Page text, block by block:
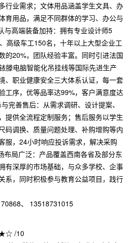
行业需求；文体用品涵盖学生文具、办
育用品，满足不同群体的学习、办公与
与高端装备加持：拥有专业设计师5
高级车工150名，十年以上大型企业工
的20%，团队经验丰富。同时引进法国
滕电脑智能化吊挂线等国际先进生产
、职业健康安全三大体系认证，每一套
工序，优等品率达99%，客户满意度达
完善售后：从需求调研、设计提案、
提供全流程定制服务；售后服务以学生
码调换、质量问题处理、补购增购等内
服，24小时响应投诉需求，解决采购
布局广泛：产品覆盖西南各省及部分东
有深厚的市场基础，与众多学校、企事
系，同时积极参与教育公益项目，践行
、 13518731015
/10